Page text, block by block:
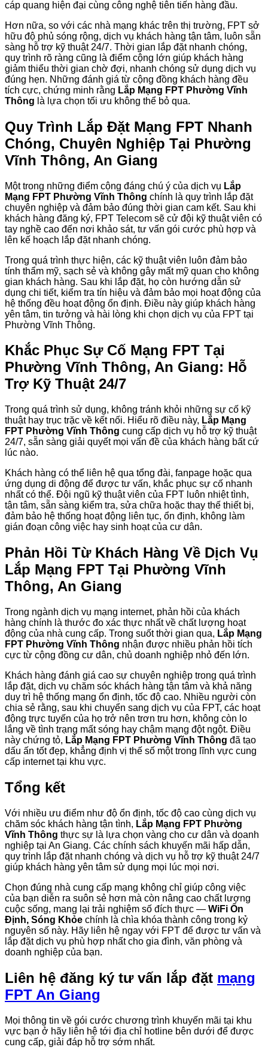
cáp quang hiện đại cùng công nghệ tiên tiến hàng đầu.
Hơn nữa, so với các nhà mạng khác trên thị trường, FPT sở
hữu độ phủ sóng rộng, dịch vụ khách hàng tận tâm, luôn sẵn
sàng hỗ trợ kỹ thuật 24/7. Thời gian lắp đặt nhanh chóng,
quy trình rõ ràng cũng là điểm cộng lớn giúp khách hàng
giảm thiểu thời gian chờ đợi, nhanh chóng sử dụng dịch vụ
đúng hẹn. Những đánh giá từ cộng đồng khách hàng đều
tích cực, chứng minh rằng Lắp Mạng FPT Phường Vĩnh
Thông là lựa chọn tối ưu không thể bỏ qua.
Quy Trình Lắp Đặt Mạng FPT Nhanh
Chóng, Chuyên Nghiệp Tại Phường
Vĩnh Thông, An Giang
Một trong những điểm cộng đáng chú ý của dịch vụ Lắp
Mạng FPT Phường Vĩnh Thông chính là quy trình lắp đặt
chuyên nghiệp và đảm bảo đúng thời gian cam kết. Sau khi
khách hàng đăng ký, FPT Telecom sẽ cử đội kỹ thuật viên có
tay nghề cao đến nơi khảo sát, tư vấn gói cước phù hợp và
lên kế hoạch lắp đặt nhanh chóng.
Trong quá trình thực hiện, các kỹ thuật viên luôn đảm bảo
tính thẩm mỹ, sạch sẻ và không gây mất mỹ quan cho không
gian khách hàng. Sau khi lắp đặt, họ còn hướng dẫn sử
dụng chi tiết, kiểm tra tín hiệu và đảm bảo mọi hoạt động của
hệ thống đều hoạt động ổn định. Điều này giúp khách hàng
yên tâm, tin tưởng và hài lòng khi chọn dịch vụ của FPT tại
Phường Vĩnh Thông.
Khắc Phục Sự Cố Mạng FPT Tại
Phường Vĩnh Thông, An Giang: Hỗ
Trợ Kỹ Thuật 24/7
Trong quá trình sử dụng, không tránh khỏi những sự cố kỹ
thuật hay trục trặc về kết nối. Hiểu rõ điều này, Lắp Mạng
FPT Phường Vĩnh Thông cung cấp dịch vụ hỗ trợ kỹ thuật
24/7, sẵn sàng giải quyết mọi vấn đề của khách hàng bất cứ
lúc nào.
Khách hàng có thể liên hệ qua tổng đài, fanpage hoặc qua
ứng dụng di động để được tư vấn, khắc phục sự cố nhanh
nhất có thể. Đội ngũ kỹ thuật viên của FPT luôn nhiệt tình,
tận tâm, sẵn sàng kiểm tra, sửa chữa hoặc thay thế thiết bị,
đảm bảo hệ thống hoạt động liên tục, ổn định, không làm
gián đoạn công việc hay sinh hoạt của cư dân.
Phản Hồi Từ Khách Hàng Về Dịch Vụ
Lắp Mạng FPT Tại Phường Vĩnh
Thông, An Giang
Trong ngành dịch vụ mạng internet, phản hồi của khách
hàng chính là thước đo xác thực nhất về chất lượng hoạt
động của nhà cung cấp. Trong suốt thời gian qua, Lắp Mạng
FPT Phường Vĩnh Thông nhận được nhiều phản hồi tích
cực từ cộng đồng cư dân, chủ doanh nghiệp nhỏ đến lớn.
Khách hàng đánh giá cao sự chuyên nghiệp trong quá trình
lắp đặt, dịch vụ chăm sóc khách hàng tận tâm và khả năng
duy trì hệ thống mạng ổn định, tốc độ cao. Nhiều người còn
chia sẻ rằng, sau khi chuyển sang dịch vụ của FPT, các hoạt
động trực tuyến của họ trở nên trơn tru hơn, không còn lo
lắng về tình trạng mất sóng hay chậm mạng đột ngột. Điều
này chứng tỏ, Lắp Mạng FPT Phường Vĩnh Thông đã tạo
dấu ấn tốt đẹp, khẳng định vị thế số một trong lĩnh vực cung
cấp internet tại khu vực.
Tổng kết
Với nhiều ưu điểm như độ ổn định, tốc độ cao cùng dịch vụ
chăm sóc khách hàng tận tình, Lắp Mạng FPT Phường
Vĩnh Thông thực sự là lựa chọn vàng cho cư dân và doanh
nghiệp tại An Giang. Các chính sách khuyến mãi hấp dẫn,
quy trình lắp đặt nhanh chóng và dịch vụ hỗ trợ kỹ thuật 24/7
giúp khách hàng yên tâm sử dụng mọi lúc mọi nơi.
Chọn đúng nhà cung cấp mạng không chỉ giúp công việc
của bạn diễn ra suôn sẻ hơn mà còn nâng cao chất lượng
cuộc sống, mang lại trải nghiệm số đích thực — WiFi Ổn
Định, Sóng Khỏe chính là chìa khóa thành công trong kỷ
nguyên số này. Hãy liên hệ ngay với FPT để được tư vấn và
lắp đặt dịch vụ phù hợp nhất cho gia đình, văn phòng và
doanh nghiệp của bạn.
Liên hệ đăng ký tư vấn lắp đặt mạng
FPT An Giang
Mọi thông tin về gói cước chương trình khuyến mãi tại khu
vực bạn ở hãy liên hệ tới địa chỉ hotline bên dưới để được
cung cấp, giải đáp hỗ trợ sớm nhất.